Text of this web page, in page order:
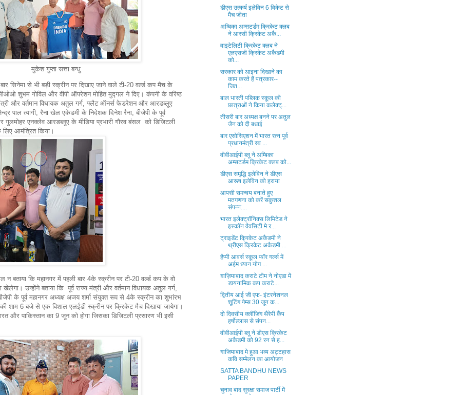
मुकेश गुप्ता सत्ता बन्धु
सिनेमा से भी बड़ी स्क्रीन पर दिखाए जाने वाले टी-20 वर्ल्ड कप मैच के
शुभम गोविल और वीपी ऑपरेशन मोहित मुद्गल ने दिए। कंपनी के वरिष्ठ
मंत्री और वर्तमान विधायक अतुल गर्ग, फ्लैट ऑनर्स फेडरेशन और आरडब्लूए
पाल त्यागी, रैना खेल एकेडमी के निदेशक दिनेश रैना, बीजेपी के पूर्व
गुलमोहर एनक्लेव आरडब्लूए के मीडिया प्रभारी गौरव बंसल को डिजिटली
आमंत्रित किया।
बताया कि महानगर में पहली बार 4के स्क्रीन पर टी-20 वर्ल्ड कप के वो
उन्होंने बताया कि पूर्व राज्य मंत्री और वर्तमान विधायक अतुल गर्ग,
के पूर्व महानगर अध्यक्ष अजय शर्मा संयुक्त रूप से 4के स्क्रीन का शुभांरभ
शाम 6 बजे से एक विशाल एलईडी स्क्रीन पर क्रिकेट मैच दिखाया जायेगा।
और पाकिस्तान का 9 जून को होगा जिसका डिजिटली प्रसारण भी इसी
डीएस उत्कर्ष इलेविन 6 विकेट से
मैच जीता
अम्बिका अम्सटर्डम क्रिकेट क्लब
ने आरसी क्रिकेट अकै...
वाइटेलिटी क्रिकेट क्लब ने
एलएसजी क्रिकेट अकैडमी
को...
सरकार को आइना दिखाने का
काम करते हैं पत्रकार--
जित...
बाल भारती पब्लिक स्कूल की
छात्राओं ने किया कलेक्ट्...
तीसरी बार अध्यक्ष बनने पर अतुल
जैन को दी बधाई
बार एसोसिएशन में भारत रत्न पूर्व
प्रधानमंत्री स्व ...
वीवीआईपी ब्लू ने अम्बिका
अम्सटर्डम क्रिकेट क्लब को...
डीएस समृद्धि इलेविन ने डीएस
आरूष इलेविन को हराया
आपसी समन्वय बनाते हुए
मतगणना को करें सकुशल
संपन्न:...
भारत इलेक्ट्रॉनिक्स लिमिटेड ने
इस्कॉन वैवसिटी मे र...
ट्राइडेंट क्रिकेट अकैडमी ने
थ्रीएस क्रिकेट अकैडमी ...
हैप्पी आवर्स स्कूल फॉर गर्ल्स में
अर्हम ध्यान योग ...
ग़ाज़ियाबाद कराटे टीम ने नोएडा में
डायनामिक कप कराटे...
द्वितीय आई जी एफ- इंटरनेशनल
शूटिंग गेम्स 30 जून क...
दो दिवसीय क्लींजिंग थैरेपी कैंप
हर्षोल्लास से संपन...
वीवीआईपी ब्लू ने डीएस क्रिकेट
अकैडमी को 92 रन से ह...
गाजियाबाद मे हुआ भव्य अट्टहास
कवि सम्मेलन का आयोजन
SATTA BANDHU NEWS
PAPER
चुनाव बाद सुरक्षा समाज पार्टी में